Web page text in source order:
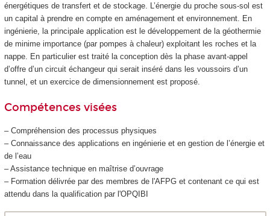
énergétiques de transfert et de stockage. L’énergie du proche sous-sol est
un capital à prendre en compte en aménagement et environnement. En
ingénierie, la principale application est le développement de la géothermie
de minime importance (par pompes à chaleur) exploitant les roches et la
nappe. En particulier est traité la conception dès la phase avant-appel
d’offre d’un circuit échangeur qui serait inséré dans les voussoirs d’un
tunnel, et un exercice de dimensionnement est proposé.
Compétences visées
– Compréhension des processus physiques
– Connaissance des applications en ingénierie et en gestion de l’énergie et
de l’eau
– Assistance technique en maîtrise d’ouvrage
– Formation délivrée par des membres de l'AFPG et contenant ce qui est
attendu dans la qualification par l'OPQIBI